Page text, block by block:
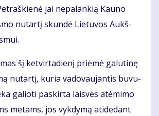
jai ne­pa­lan­kią Kau­no
nu­tar­tį skun­dė Lie­tu­vos Aukš­
šį ket­vir­ta­die­nį pri­ėmė ga­lu­ti­nę
nu­tar­tį, ku­ria va­do­vau­jan­tis bu­vu­
ga­lio­ti pa­skir­ta lais­vės at­ėmi­mo
me­tams, jos vyk­dy­mą ati­de­dant